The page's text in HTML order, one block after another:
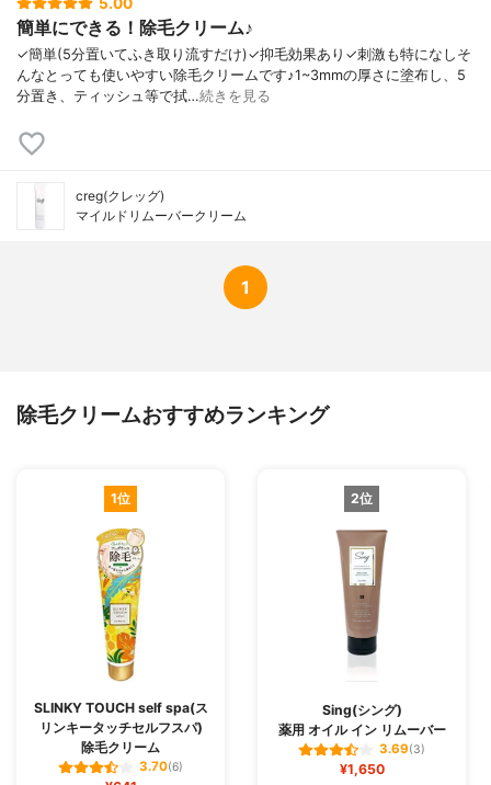
簡単にできる！除毛クリーム♪
✓簡単(5分置いてふき取り流すだけ)✓抑毛効果あり✓刺激も特になしそ
んなとっても使いやすい除毛クリームです♪1~3mmの厚さに塗布し、5
分置き、ティッシュ等で拭…続きを見る
creg(クレッグ)
マイルドリムーバークリーム
1
除毛クリームおすすめランキング
1位
SLINKY TOUCH self spa(ス
リンキータッチセルフスパ)
除毛クリーム
3.70(6)
2位
Sing(シング)
薬用 オイル イン リムーバー
3.69(3)
¥1,650